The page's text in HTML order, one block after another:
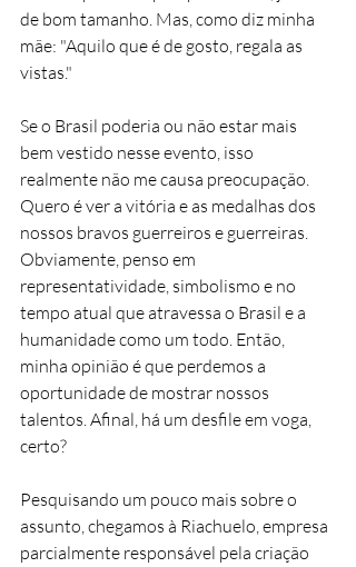
de bom tamanho. Mas, como diz minha
mãe: "Aquilo que é de gosto, regala as
vistas."
Se o Brasil poderia ou não estar mais
bem vestido nesse evento, isso
realmente não me causa preocupação.
Quero é ver a vitória e as medalhas dos
nossos bravos guerreiros e guerreiras.
Obviamente, penso em
representatividade, simbolismo e no
tempo atual que atravessa o Brasil e a
humanidade como um todo. Então,
minha opinião é que perdemos a
oportunidade de mostrar nossos
talentos. Afinal, há um desfile em voga,
certo?
Pesquisando um pouco mais sobre o
assunto, chegamos à Riachuelo, empresa
parcialmente responsável pela criação